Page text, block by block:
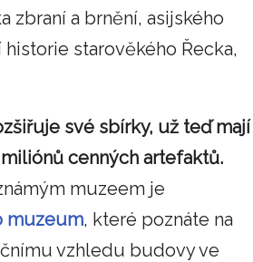
zbraní a brnění, asijského
starověkého Řecka,
své sbírky, už teď mají
cenných artefaktů.
muzeem je
muzeum, které poznáte na
vzhledu budovy ve